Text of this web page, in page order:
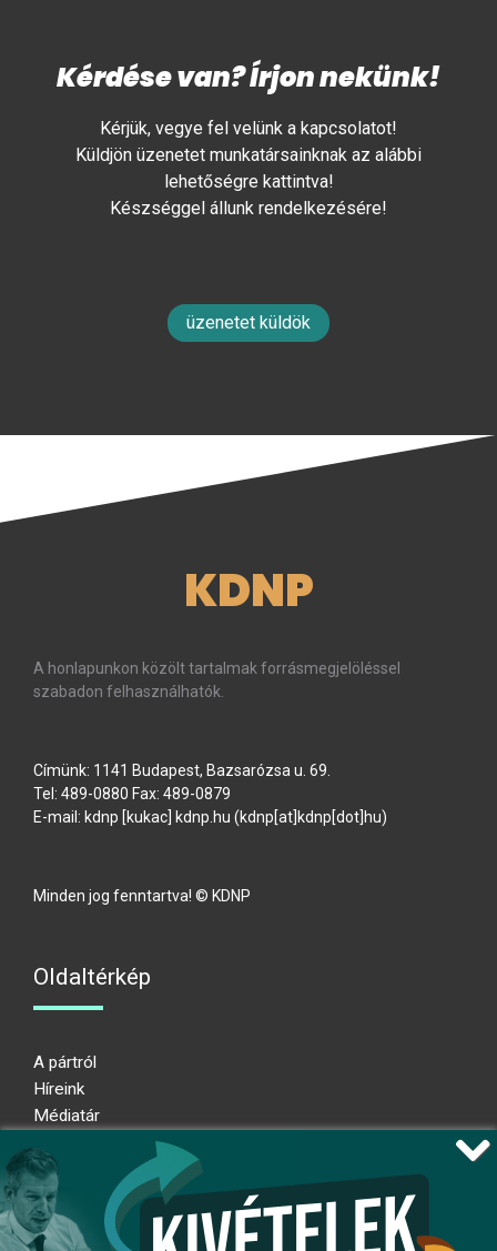
Kérdése van? Írjon nekünk!
Kérjük, vegye fel velünk a kapcsolatot!
Küldjön üzenetet munkatársainknak az alábbi
lehetőségre kattintva!
Készséggel állunk rendelkezésére!
üzenetet küldök
KDNP
A honlapunkon közölt tartalmak forrásmegjelöléssel
szabadon felhasználhatók.
Címünk: 1141 Budapest, Bazsarózsa u. 69.
Tel: 489-0880 Fax: 489-0879
E-mail: kdnp [kukac] kdnp hu (kdnp[at]kdnp[dot]hu)
Minden jog fenntartva! © KDNP
Oldaltérkép
A pártról
Híreink
Médiatár
Adatkezelési nyilatkozat
Átláthatósági nyilatkozat
Ugrás az oldal tetejére